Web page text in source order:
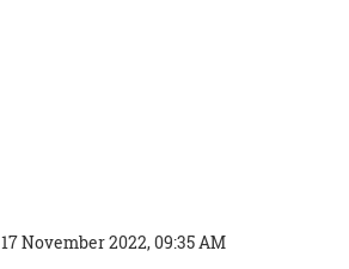
17 November 2022, 09:35 AM